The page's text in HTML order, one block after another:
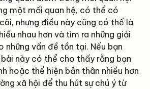
một mối quan hệ, có thể có
nhưng điều này cũng có thể là
nhau hơn và tìm ra những giải
những vấn đề tồn tại. Nếu bạn
này có thể cho thấy rằng bạn
hoặc thể hiện bản thân nhiều hơn
xã hội để thu hút sự chú ý từ